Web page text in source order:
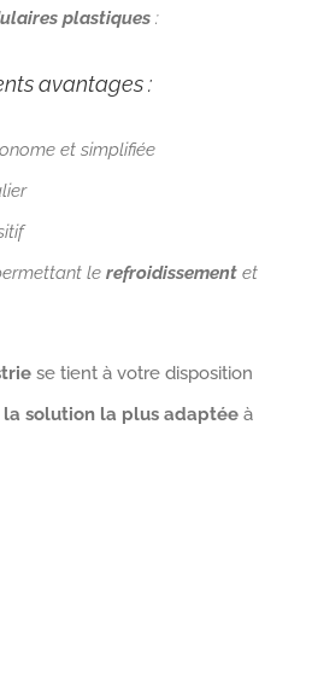
plastiques :
avantages :
et simplifiée
le refroidissement et
se tient à votre disposition
solution la plus adaptée à